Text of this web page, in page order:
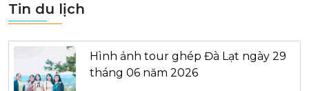
Tin du lịch
Hình ảnh tour ghép Đà Lạt ngày 29
tháng 06 năm 2026